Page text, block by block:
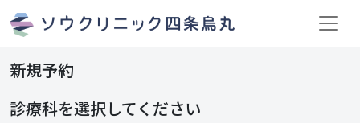
新規予約
診療科を選択してください